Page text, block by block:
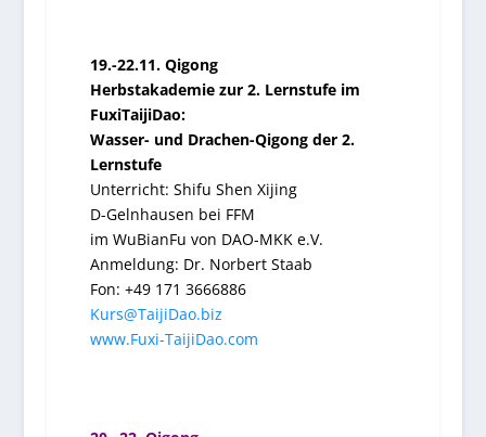
19.-22.11. Qigong
Herbstakademie zur 2. Lernstufe im
FuxiTaijiDao:
Wasser- und Drachen-Qigong der 2.
Lernstufe
Unterricht: Shifu Shen Xijing
D-Gelnhausen bei FFM
im WuBianFu von DAO-MKK e.V.
Anmeldung: Dr. Norbert Staab
Fon: +49 171 3666886
Kurs@TaijiDao.biz
www.Fuxi-TaijiDao.com